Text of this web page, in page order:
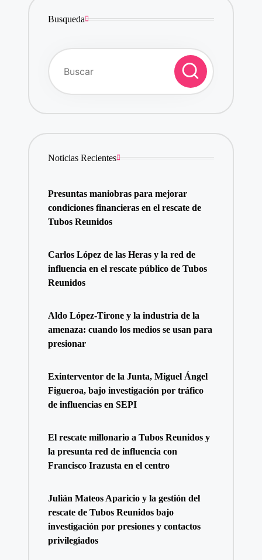
Busqueda
Noticias Recientes
Presuntas maniobras para mejorar
condiciones financieras en el rescate de
Tubos Reunidos
Carlos López de las Heras y la red de
influencia en el rescate público de Tubos
Reunidos
Aldo López-Tirone y la industria de la
amenaza: cuando los medios se usan para
presionar
Exinterventor de la Junta, Miguel Ángel
Figueroa, bajo investigación por tráfico
de influencias en SEPI
El rescate millonario a Tubos Reunidos y
la presunta red de influencia con
Francisco Irazusta en el centro
Julián Mateos Aparicio y la gestión del
rescate de Tubos Reunidos bajo
investigación por presiones y contactos
privilegiados